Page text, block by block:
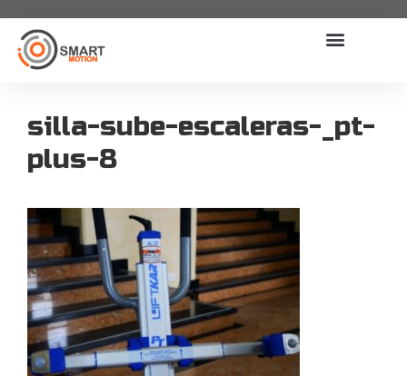
silla-sube-escaleras-_pt-
plus-8